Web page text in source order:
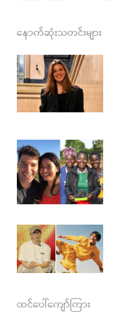
c
e
b
o
k
s
t
a
g
a
m
s
နောက်ဆုံးသတင်းများ
ထင်ပေါ်ကျော်ကြား